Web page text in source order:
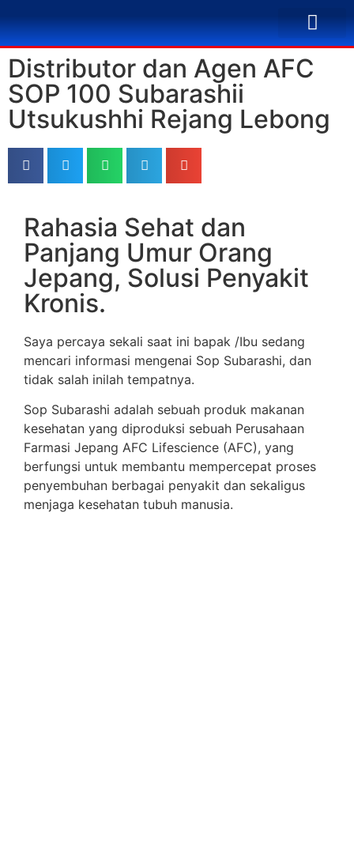
Distributor dan Agen AFC
SOP 100 Subarashii
Utsukushhi Rejang Lebong
Rahasia Sehat dan
Panjang Umur Orang
Jepang, Solusi Penyakit
Kronis.
Saya percaya sekali saat ini bapak /Ibu sedang
mencari informasi mengenai Sop Subarashi, dan
tidak salah inilah tempatnya.
Sop Subarashi adalah sebuah produk makanan
kesehatan yang diproduksi sebuah Perusahaan
Farmasi Jepang AFC Lifescience (AFC), yang
berfungsi untuk membantu mempercepat proses
penyembuhan berbagai penyakit dan sekaligus
menjaga kesehatan tubuh manusia.